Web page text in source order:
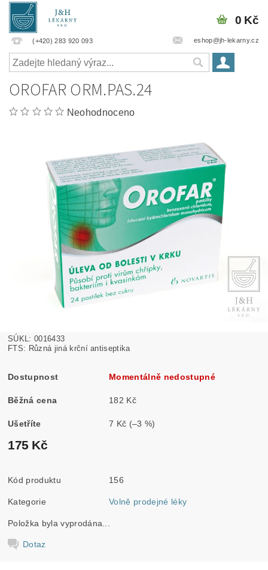
(+420) 283 920 093 eshop@jh-lekarny.cz
0 Kč
OROFAR ORM.PAS.24
Neohodnoceno
SÚKL: 0016433
FTS: Různá jiná krční antiseptika
Dostupnost Momentálně nedostupné
Běžná cena 182 Kč
Ušetříte 7 Kč (–3 %)
175 Kč
Kód produktu 156
Kategorie Volně prodejné léky
Položka byla vyprodána...
Dotaz